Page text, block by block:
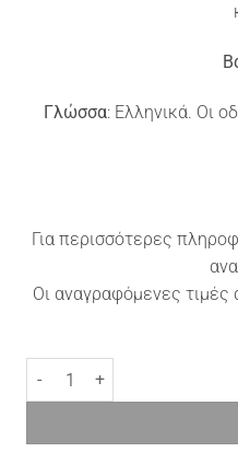
Γλώσσα: Ελληνικά. Οι
Για περισσότερες
Οι αναγραφόμενες τιμές
Πλεκτό αμάνικο Suburbia